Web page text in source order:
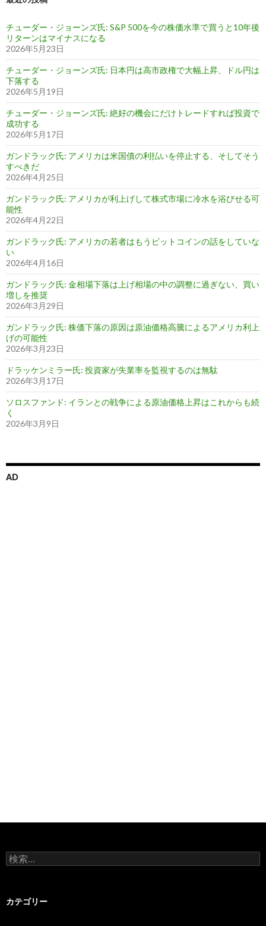
チューダー・ジョーンズ氏: S&P 500を今の株価水準で買うと10年後
リターンはマイナスになる
2026年5月23日
チューダー・ジョーンズ氏: 日本円は高市政権で大幅上昇、ドル円は
下落する
2026年5月19日
チューダー・ジョーンズ氏: 絶好の機会にだけトレードすれば投資で
成功する
2026年5月17日
ガンドラック氏: アメリカは米国債の利払いを停止する、そしてそう
すべきだ
2026年4月25日
ガンドラック氏: アメリカが利上げして株式市場に冷水を浴びせる可
能性
2026年4月22日
ガンドラック氏: アメリカの若者はもうビットコインの話をしていな
い
2026年4月16日
ガンドラック氏: 金相場下落は上げ相場の中の調整に過ぎない、買い
増しを推奨
2026年3月29日
ガンドラック氏: 株価下落の原因は原油価格高騰によるアメリカ利上
げの可能性
2026年3月23日
ドラッケンミラー氏: 投資家が失業率を監視するのは無駄
2026年3月17日
ソロスファンド: イランとの戦争による原油価格上昇はこれからも続
く
2026年3月9日
AD
検
索:
カテゴリー